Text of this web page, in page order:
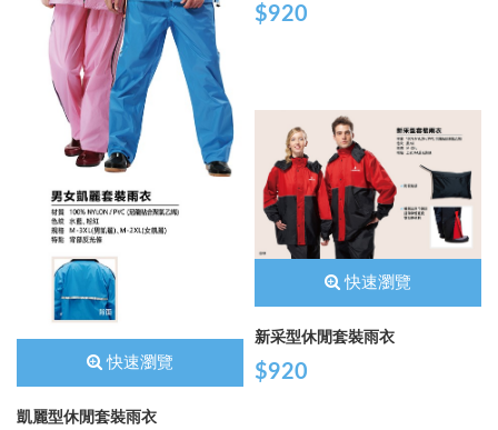
快速瀏覽
凱麗型休閒套裝雨衣
$920
快速瀏覽
新采型休閒套裝雨衣
$920